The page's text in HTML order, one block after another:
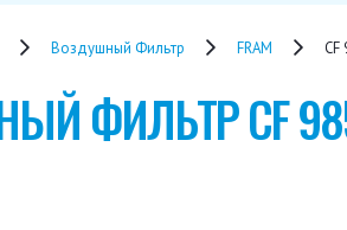
Воздушный Фильтр FRAM CF
ФИЛЬТРCF